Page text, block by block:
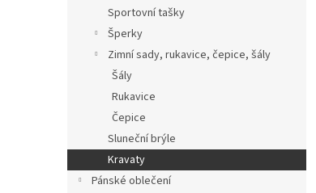
Sportovní tašky
Šperky
Zimní sady, rukavice, čepice, šály
Šály
Rukavice
Čepice
Sluneční brýle
Kravaty
Pánské oblečení